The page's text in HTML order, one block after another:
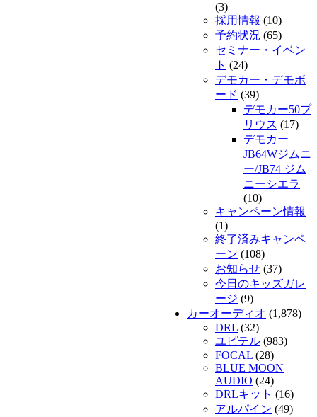
(3)
採用情報 (10)
予約状況 (65)
セミナー・イベン
ト (24)
デモカー・デモボ
ード (39)
デモカー50プ
リウス (17)
デモカー
JB64Wジムニ
ー/JB74 ジム
ニーシエラ
(10)
キャンペーン情報
(1)
終了済みキャンペ
ーン (108)
お知らせ (37)
今日のキッズガレ
ージ (9)
カーオーディオ (1,878)
DRL (32)
ユピテル (983)
FOCAL (28)
BLUE MOON
AUDIO (24)
DRLキット (16)
アルパイン (49)